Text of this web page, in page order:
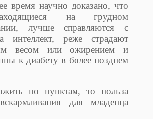
время научно доказано, что
на грудном
лучше справляются с
интеллект, реже страдают
весом или ожирением и
к диабету в более позднем
по пунктам, то польза
для младенца